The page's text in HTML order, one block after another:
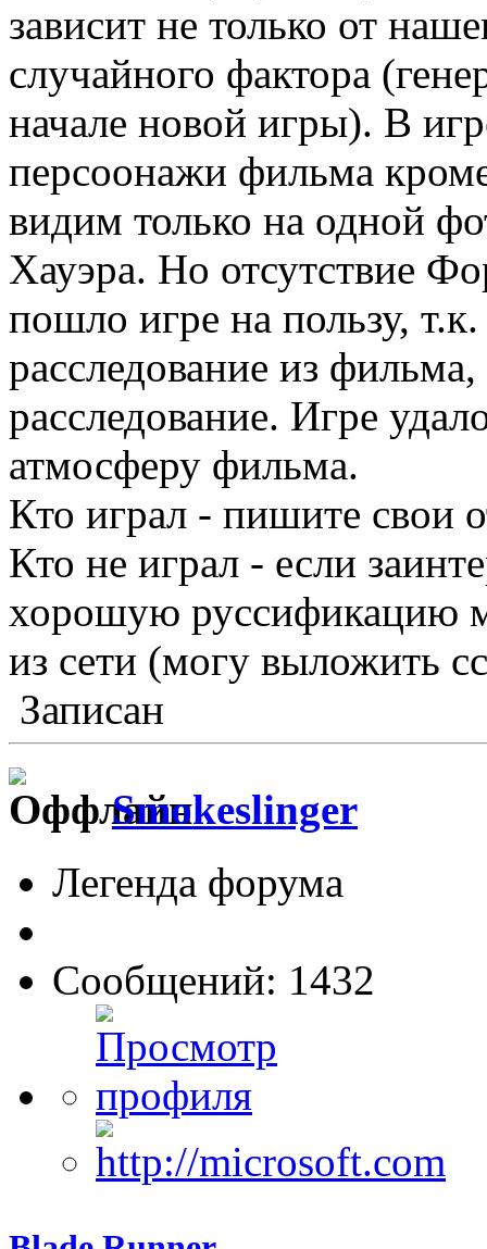
зависит не только от
случайного фактора
начале новой игры). В
персоонажи фильма
видим только на одной
Хауэра. Но отсутствие
пошло игре на пользу,
расследование из
расследование. Игре
атмосферу фильма.
Кто играл - пишите свои
Кто не играл - если
хорошую руссификацию
из сети (могу выложить
Записан
Smokeslinger
Легенда форума
Сообщений: 1432